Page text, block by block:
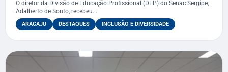
O diretor da Divisão de Educação Profissional (DEP) do Senac Sergipe,
Adalberto de Souto, recebeu...
ARACAJU DESTAQUES INCLUSÃO E DIVERSIDADE